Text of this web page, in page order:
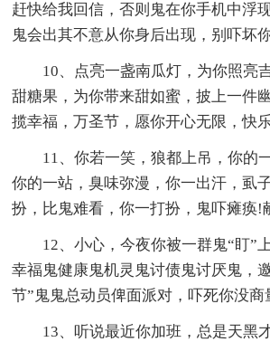
赶快给我回信，否则鬼在你手机中浮
鬼会出其不意从你身后出现，别吓坏
10、点亮一盏南瓜灯，为你照亮
甜糖果，为你带来甜如蜜，披上一件
揽幸福，万圣节，愿你开心无限，快
11、你若一笑，狼都上吊，你的
你的一站，臭味弥漫，你一出汗，虱
扮，比鬼难看，你一打扮，鬼吓瘫痪!
12、小心，今夜你被一群鬼“盯”
幸福鬼健康鬼机灵鬼讨债鬼讨厌鬼，
节”鬼鬼总动员俾面派对，吓死你没商
13、听说最近你加班，总是天黑